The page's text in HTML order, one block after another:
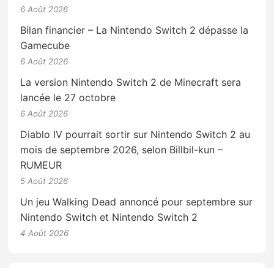
6 Août 2026
Bilan financier – La Nintendo Switch 2 dépasse la
Gamecube
6 Août 2026
La version Nintendo Switch 2 de Minecraft sera
lancée le 27 octobre
6 Août 2026
Diablo IV pourrait sortir sur Nintendo Switch 2 au
mois de septembre 2026, selon Billbil-kun –
RUMEUR
5 Août 2026
Un jeu Walking Dead annoncé pour septembre sur
Nintendo Switch et Nintendo Switch 2
4 Août 2026